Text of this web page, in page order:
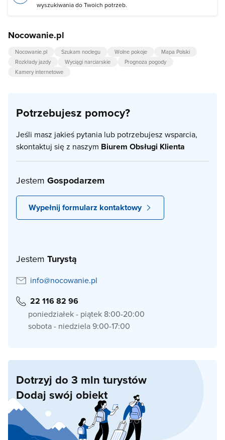
wyszukiwania do Twoich potrzeb.
Nocowanie.pl
Nocowanie.pl Szukam noclegu Wolne pokoje
Mapa Polski
Rozkłady jazdy
Wyciągi narciarskie
Prognoza pogody
Kamery internetowe
Potrzebujesz pomocy?
Jeśli masz jakieś pytania lub potrzebujesz wsparcia,
skontaktuj się z naszym Biurem Obsługi Klienta
Jestem Gospodarzem
Wypełnij formularz kontaktowy
Jestem Turystą
info@nocowanie.pl
22 116 82 96
poniedziałek - piątek 8:00-20:00
sobota - niedziela 9:00-17:00
Dotrzyj do 3 mln turystów
Dodaj swój obiekt